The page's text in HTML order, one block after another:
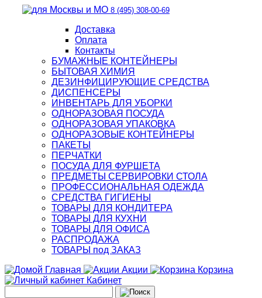
8 (495) 308-00-69
Доставка
Оплата
Контакты
БУМАЖНЫЕ КОНТЕЙНЕРЫ
БЫТОВАЯ ХИМИЯ
ДЕЗИНФИЦИРУЮЩИЕ СРЕДСТВА
ДИСПЕНСЕРЫ
ИНВЕНТАРЬ ДЛЯ УБОРКИ
ОДНОРАЗОВАЯ ПОСУДА
ОДНОРАЗОВАЯ УПАКОВКА
ОДНОРАЗОВЫЕ КОНТЕЙНЕРЫ
ПАКЕТЫ
ПЕРЧАТКИ
ПОСУДА ДЛЯ ФУРШЕТА
ПРЕДМЕТЫ СЕРВИРОВКИ СТОЛА
ПРОФЕССИОНАЛЬНАЯ ОДЕЖДА
СРЕДСТВА ГИГИЕНЫ
ТОВАРЫ ДЛЯ КОНДИТЕРА
ТОВАРЫ ДЛЯ КУХНИ
ТОВАРЫ ДЛЯ ОФИСА
РАСПРОДАЖА
ТОВАРЫ под ЗАКАЗ
Главная
Акции
Корзина
Кабинет